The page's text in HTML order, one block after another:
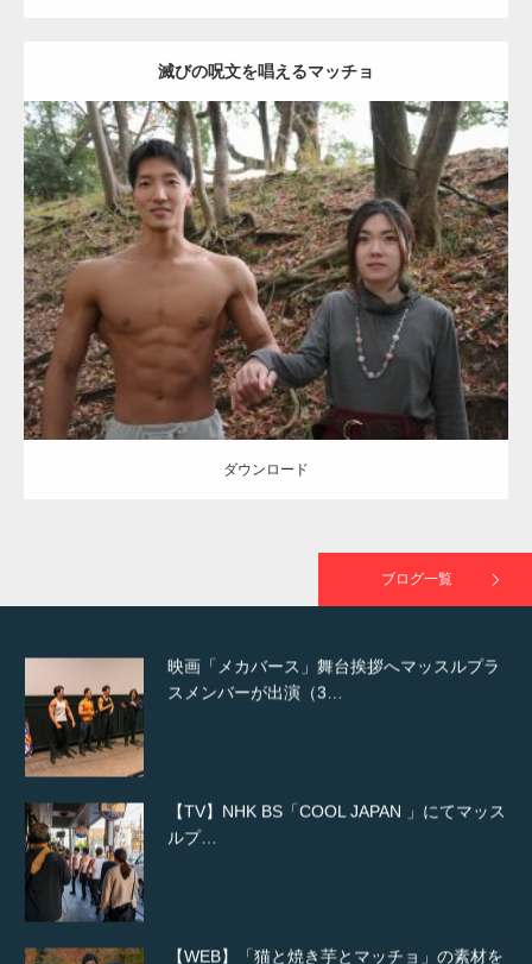
滅びの呪文を唱えるマッチョ
Update:2021.07.8
Category:公園のマッチョ その他 AKIHITO(細マッチョ) 大胸筋 腹筋
ダウンロード
ダウンロード
ブログ一覧
【TV】TBS番組「ひるおび」にてマッスルプ
ラスが紹介されま…
TOKYO FMラジオ番組「ONE MORNING」
で紹介さ…
NHK「所さん！事件ですよ」に取材されまし
た（6/8放送）
映画「メカバース」舞台挨拶へマッスルプラ
スメンバーが出演（3…
【TV】NHK BS「COOL JAPAN 」にてマッス
ルプ…
【WEB】「猫と焼き芋とマッチョ」の素材を